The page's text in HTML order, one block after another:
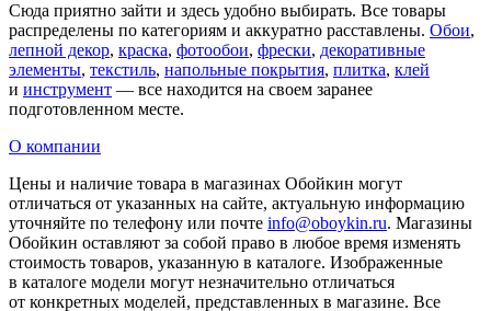
Сюда приятно зайти и здесь удобно выбирать. Все товары
распределены по категориям и аккуратно расставлены. Обои,
лепной декор, краска, фотообои, фрески, декоративные
элементы, текстиль, напольные покрытия, плитка, клей
и инструмент — все находится на своем заранее
подготовленном месте.
О компании
Цены и наличие товара в магазинах Обойкин могут
отличаться от указанных на сайте, актуальную информацию
уточняйте по телефону или почте info@oboykin.ru. Магазины
Обойкин оставляют за собой право в любое время изменять
стоимость товаров, указанную в каталоге. Изображенные
в каталоге модели могут незначительно отличаться
от конкретных моделей, представленных в магазине. Все